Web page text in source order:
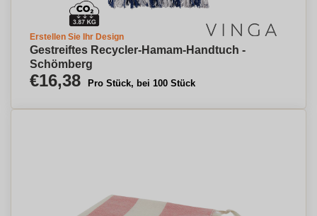
Erstellen Sie Ihr Design
Gestreiftes Recycler-Hamam-Handtuch -
Schömberg
€16,38 Pro Stück, bei 100 Stück